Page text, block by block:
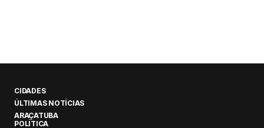
CIDADES
ÚLTIMAS NOTÍCIAS
ARAÇATUBA
POLÍTICA